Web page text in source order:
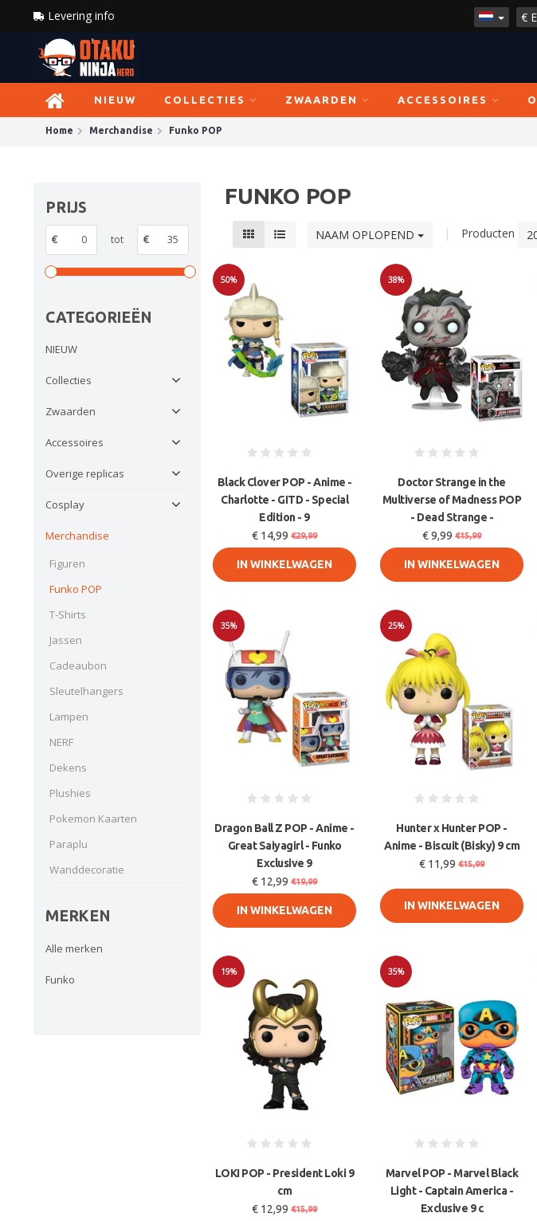
Levering info €
NIEUW COLLECTIES ZWAARDEN ACCESSOIRES
Home Merchandise Funko POP
PRIJS
€ tot €
CATEGORIEËN
NIEUW
Collecties
Zwaarden
Accessoires
Overige replicas
Cosplay
Merchandise
Figuren
Funko POP
T-Shirts
Jassen
Cadeaubon
Sleutelhangers
Lampen
NERF
Dekens
Plushies
Pokemon Kaarten
Paraplu
Wanddecoratie
MERKEN
Alle merken
Funko
FUNKO POP
NAAM OPLOPEND | Producten
50%
Sale
Black Clover POP - Anime -
Charlotte - GITD - Special
Edition - 9
€ 14,99 €29,99
IN WINKELWAGEN
38%
Doctor Strange in the
Multiverse of Madness POP
- Dead Strange -
€ 9,99 €15,99
IN WINKELWAGEN
35%
Sale
Dragon Ball Z POP - Anime -
Great Saiyagirl - Funko
Exclusive 9
€ 12,99 €19,99
IN WINKELWAGEN
25%
Hunter x Hunter POP -
Anime - Biscuit (Bisky) 9 cm
€ 11,99 €15,99
IN WINKELWAGEN
19%
LOKI POP - President Loki 9
cm
€ 12,99 €15,99
35%
Marvel POP - Marvel Black
Light - Captain America -
Exclusive 9 c